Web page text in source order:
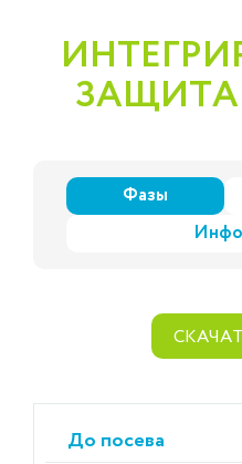
ЗАЩИТА
Фазы
До посева